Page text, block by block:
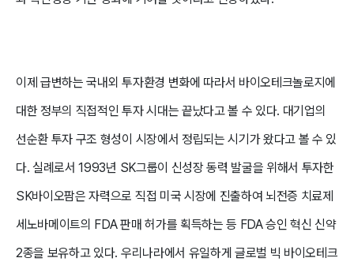
이제 급변하는 국내외 투자환경 변화에 따라서 바이오테크놀로지에
대한 정부의 직접적인 투자 시대는 끝났다고 볼 수 있다. 대기업의
선순환 투자 구조 형성이 시장에서 정립되는 시기가 왔다고 볼 수 있
다. 실례로서 1993년 SK그룹이 신성장 동력 발굴을 위해서 투자한
SK바이오팜은 자력으로 직접 미국 시장에 진출하여 뇌전증 치료제
세노바메이트의 FDA 판매 허가를 획득하는 등 FDA 승인 혁신 신약
2종을 보유하고 있다. 우리나라에서 유일하게 글로벌 빅 바이오테크